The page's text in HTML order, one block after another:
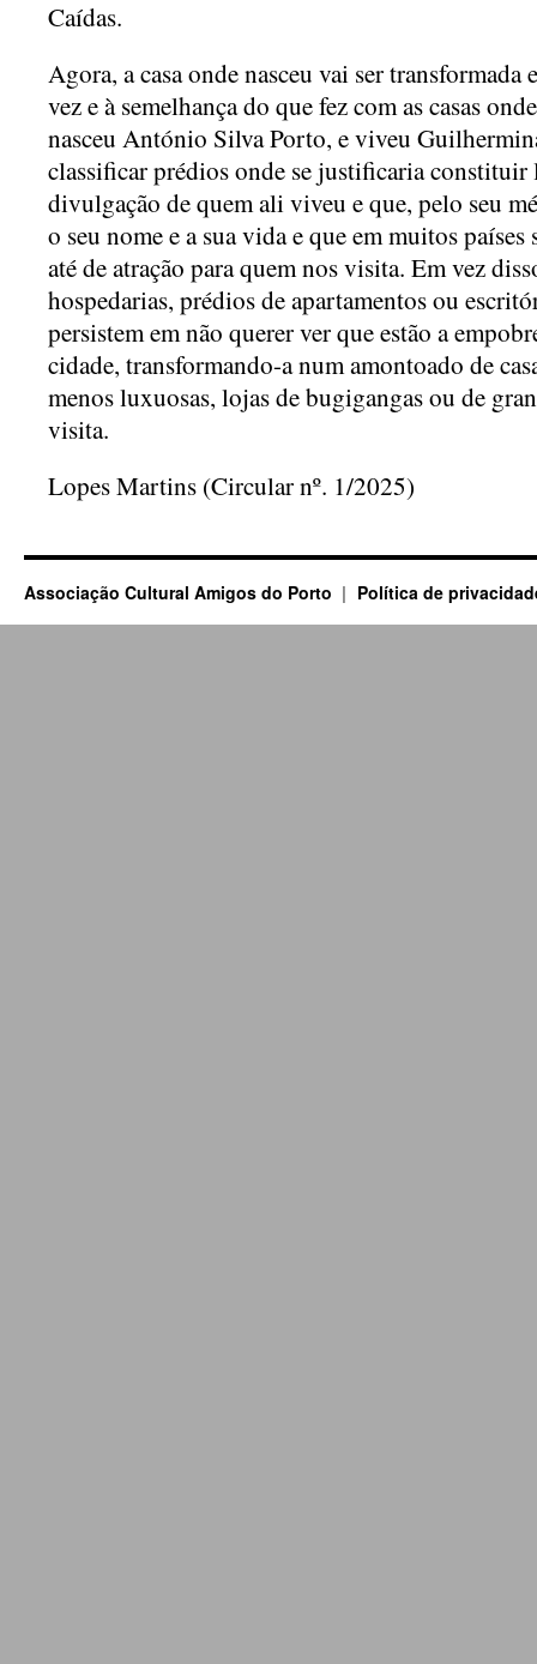
Caídas.
Agora, a casa onde nasceu vai ser
vez e à semelhança do que fez com as casas
nasceu António Silva Porto, e viveu
classificar prédios onde se justificaria constituir
divulgação de quem ali viveu e que, pelo seu
o seu nome e a sua vida e que em muitos
até de atração para quem nos visita. Em vez
hospedarias, prédios de apartamentos ou
persistem em não querer ver que estão a
cidade, transformando-a num amontoado de
menos luxuosas, lojas de bugigangas ou de
visita.
Lopes Martins (Circular nº. 1/2025)
Associação Cultural Amigos do Porto Política de